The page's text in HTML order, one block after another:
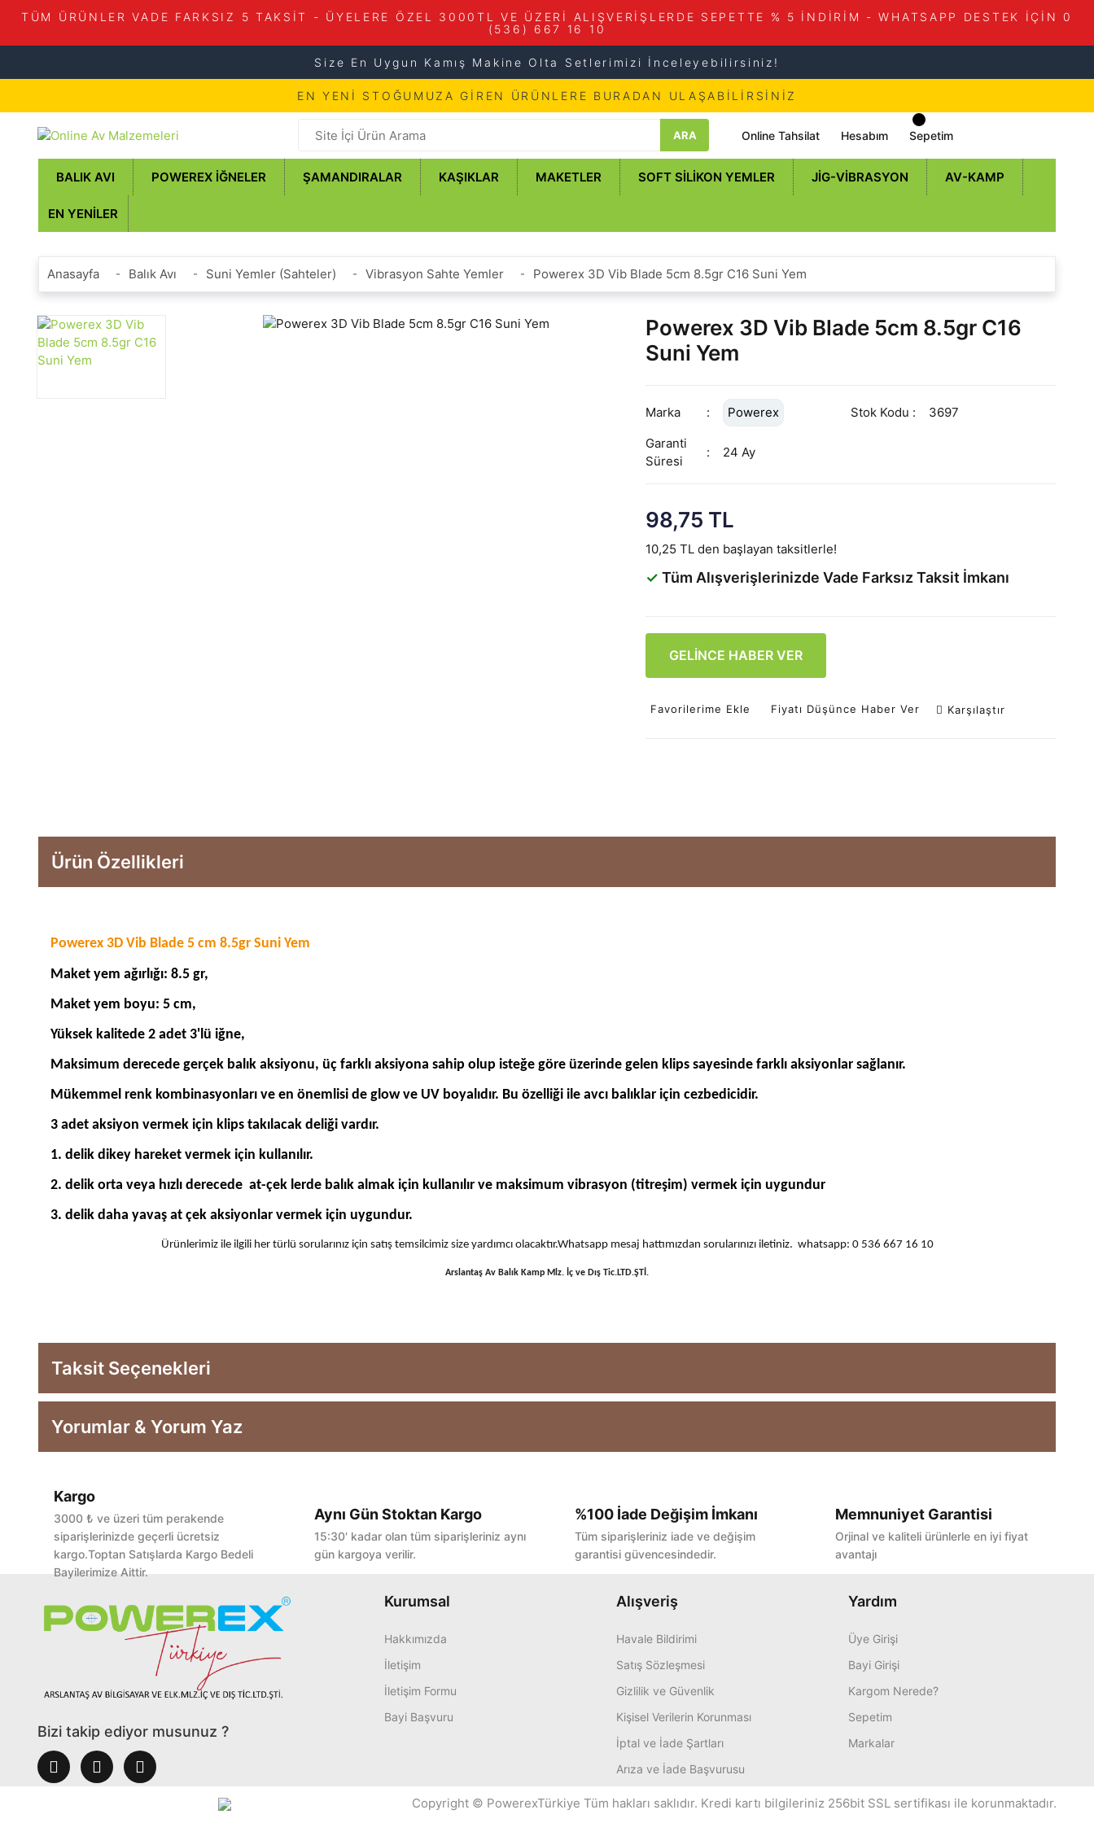
TÜM ÜRÜNLER VADE FARKSIZ 5 TAKSİT - ÜYELERE ÖZEL 3000TL VE ÜZERİ ALIŞVERİŞLERDE SEPETTE % 5 İNDİRİM - WHATSAPP DESTEK İÇİN 0
(536) 667 16 10
Size En Uygun Kamış Makine Olta Setlerimizi İnceleyebilirsiniz!
EN YENİ STOĞUMUZA GİREN ÜRÜNLERE BURADAN ULAŞABİLİRSİNİZ
ARA Online Tahsilat Hesabım Sepetim
BALIK AVI POWEREX İĞNELER ŞAMANDIRALAR KAŞIKLAR MAKETLER SOFT SILIKON YEMLER JIG-VIBRASYON AV-KAMP
EN YENILER
Anasayfa Balık Avı Suni Yemler (Sahteler) Vibrasyon Sahte Yemler Powerex 3D Vib Blade 5cm 8.5gr C16 Suni Yem
Powerex 3D Vib Blade 5cm 8.5gr C16
Suni Yem
Marka Powerex Stok Kodu
3697
Garanti
Süresi
24 Ay
98,75 TL
10,25 TL den başlayan taksitlerle!
✓ Tüm Alışverişlerinizde Vade Farksız Taksit İmkanı
GELİNCE HABER VER
Favorilerime Ekle Fiyatı Düşünce Haber Ver Karşılaştır
Ürün Özellikleri
Powerex 3D Vib Blade 5 cm 8.5gr Suni Yem
Maket yem ağırlığı: 8.5 gr,
Maket yem boyu: 5 cm,
Yüksek kalitede 2 adet 3'lü iğne,
Maksimum derecede gerçek balık aksiyonu, üç farklı aksiyona sahip olup isteğe göre üzerinde gelen klips sayesinde farklı aksiyonlar sağlanır.
Mükemmel renk kombinasyonları ve en önemlisi de glow ve UV boyalıdır. Bu özelliği ile avcı balıklar için cezbedicidir.
3 adet aksiyon vermek için klips takılacak deliği vardır.
1. delik dikey hareket vermek için kullanılır.
2. delik orta veya hızlı derecede at-çek lerde balık almak için kullanılır ve maksimum vibrasyon (titreşim) vermek için uygundur
3. delik daha yavaş at çek aksiyonlar vermek için uygundur.
Ürünlerimiz ile ilgili her türlü sorularınız için satış temsilcimiz size yardımcı olacaktır.Whatsapp mesaj hattımızdan sorularınızı iletiniz. whatsapp: 0 536 667 16 10
Arslantaş Av Balık Kamp Mlz. İç ve Dış Tic.LTD.ŞTİ.
Taksit Seçenekleri
Yorumlar & Yorum Yaz
Bu ürüne ilk yorumu siz yapın!
Kargo
3000 ₺ ve üzeri tüm perakende
siparişlerinizde geçerli ücretsiz
kargo.Toptan Satışlarda Kargo Bedeli
Bayilerimize Aittir.
Aynı Gün Stoktan Kargo
15:30' kadar olan tüm siparişleriniz aynı
gün kargoya verilir.
%100 İade Değişim İmkanı
Tüm siparişleriniz iade ve değişim
garantisi güvencesindedir.
Memnuniyet Garantisi
Orjinal ve kaliteli ürünlerle en iyi fiyat
avantajı
Bizi takip ediyor musunuz ?
Kurumsal
Hakkımızda
İletişim
İletişim Formu
Bayi Başvuru
Alışveriş
Havale Bildirimi
Satış Sözleşmesi
Gizlilik ve Güvenlik
Kişisel Verilerin Korunması
İptal ve İade Şartları
Arıza ve İade Başvurusu
Yardım
Üye Girişi
Bayi Girişi
Kargom Nerede?
Sepetim
Markalar
Copyright © PowerexTürkiye Tüm hakları saklıdır. Kredi kartı bilgileriniz 256bit SSL sertifikası ile korunmaktadır.